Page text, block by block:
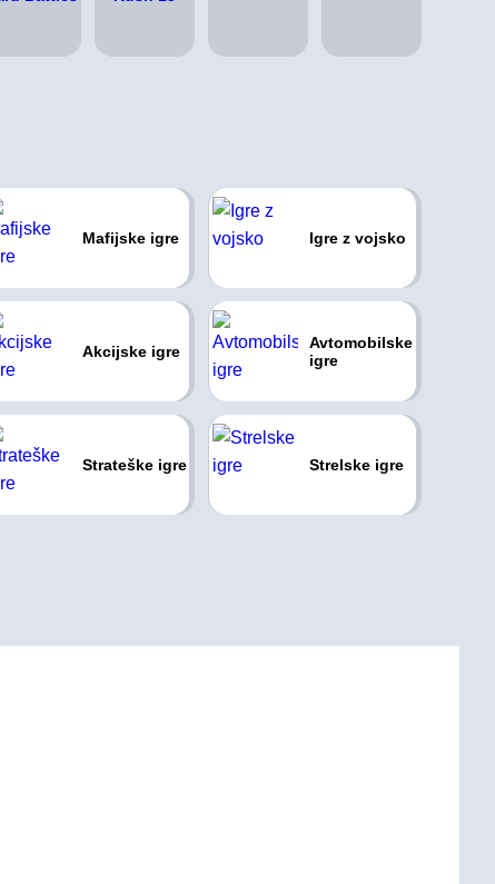
Mafijske igre Igre z vojsko
Akcijske igre
Avtomobilske
igre
Strateške igre Strelske igre